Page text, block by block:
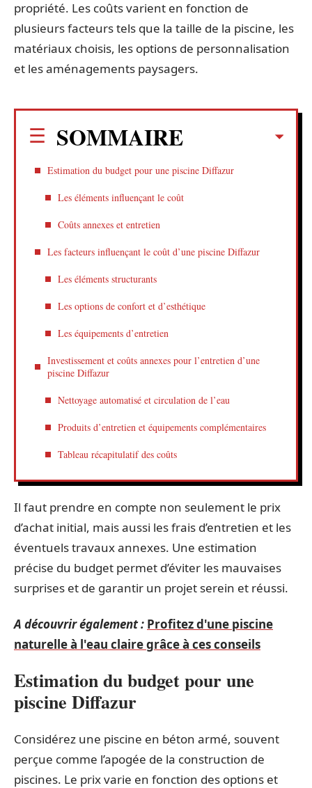
propriété. Les coûts varient en fonction de
plusieurs facteurs tels que la taille de la piscine, les
matériaux choisis, les options de personnalisation
et les aménagements paysagers.
SOMMAIRE
Estimation du budget pour une piscine Diffazur
Les éléments influençant le coût
Coûts annexes et entretien
Les facteurs influençant le coût d’une piscine Diffazur
Les éléments structurants
Les options de confort et d’esthétique
Les équipements d’entretien
Investissement et coûts annexes pour l’entretien d’une
piscine Diffazur
Nettoyage automatisé et circulation de l’eau
Produits d’entretien et équipements complémentaires
Tableau récapitulatif des coûts
Il faut prendre en compte non seulement le prix
d’achat initial, mais aussi les frais d’entretien et les
éventuels travaux annexes. Une estimation
précise du budget permet d’éviter les mauvaises
surprises et de garantir un projet serein et réussi.
A découvrir également : Profitez d'une piscine
naturelle à l'eau claire grâce à ces conseils
Estimation du budget pour une
piscine Diffazur
Considérez une piscine en béton armé, souvent
perçue comme l’apogée de la construction de
piscines. Le prix varie en fonction des options et